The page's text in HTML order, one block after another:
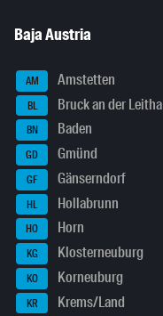
Baja Austria
AM Amstetten
BL Bruck an der Leitha
BN Baden
GD Gmünd
GF Gänserndorf
HL Hollabrunn
HO Horn
KG Klosterneuburg
KO Korneuburg
KR Krems/Land